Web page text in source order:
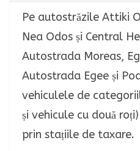
Pe autostrăzile Attiki
Nea Odos și Central
Autostrada Moreas,
Autostrada Egee și
vehiculele de
și vehicule cu două
prin stațiile de taxare.